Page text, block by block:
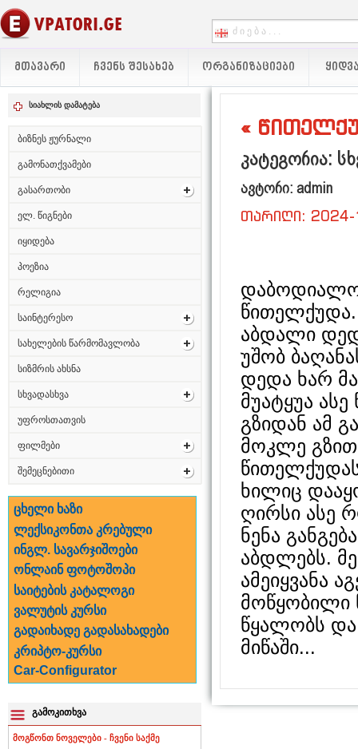
ᲛᲗᲐᲕᲐᲠᲘ ᲩᲕᲔᲜᲡ ᲨᲔᲡᲐᲮᲔᲑ ᲝᲠᲒᲐᲜᲘᲖᲐᲪᲘᲔᲑᲘ
სიახლის დამატება
ბიზნეს ჟურნალი
გამონათქვამები
გასართობი
ელ. წიგნები
იყიდება
პოეზია
რელიგია
საინტერესო
სახელების წარმომავლობა
სიზმრის ახსნა
სხვადასხვა
უფროსთათვის
ფილმები
შემეცნებითი
ცხელი ხაზი
ლექსიკონთა კრებული
ინგლ. სავარჯიშოები
ონლაინ ფოტოშოპი
საიტების კატალოგი
ვალუტის კურსი
გადაიხადე გადასახადები
კრიპტო-კურსი
Car-Configurator
გამოკითხვა
მოგწონთ ნოველები - ჩვენი საქმე
«
კატეგორია:
ავტორი: admin
თარიღი:
წითელქუდა.
აბდალი
უშობ
დედა ხარ
მუატყუა
გზიდან ამ
მოკლე
ხილიც
ღირსი ასე
ნენა
აბდლებს.
ამეიყვანა
მოწყობილი
წყალობს და
მიწაში...